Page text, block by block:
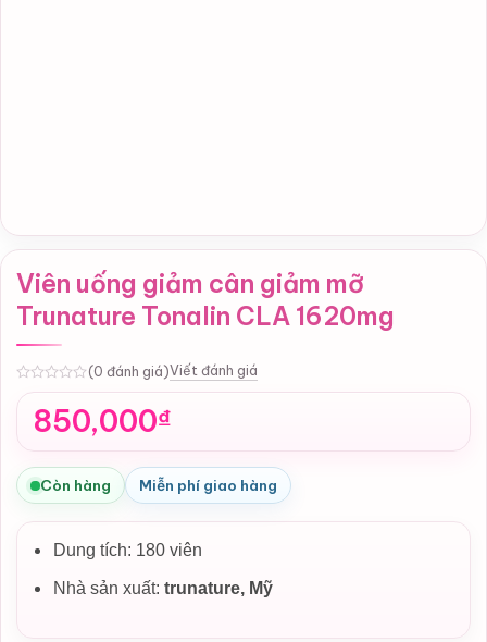
Viên uống giảm cân giảm mỡ
Trunature Tonalin CLA 1620mg
(0 đánh giá)Viết đánh giá
850,000₫
Còn hàng Miễn phí giao hàng
Dung tích: 180 viên
Nhà sản xuất: trunature, Mỹ